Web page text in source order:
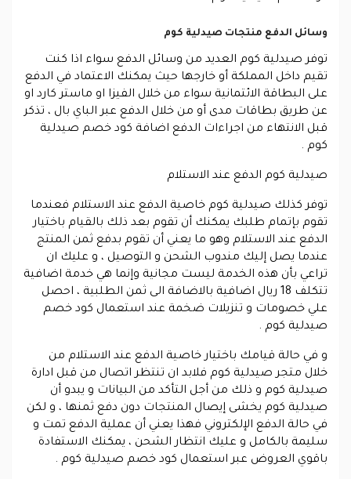
وسائل الدفع منتجات صيدلية كوم
توفر صيدلية كوم العديد من وسائل الدفع سواء اذا كنت
تقيم داخل المملكة أو خارجها حيث يمكنك الاعتماد في الدفع
على البطاقة الائتمانية سواء من خلال الفيزا او ماستر كارد او
عن طريق بطاقات مدى أو من خلال الدفع عبر الباي بال ، تذكر
قبل الانتهاء من اجراءات الدفع اضافة كود خصم صيدلية
كوم .
صيدلية كوم الدفع عند الاستلام
توفر كذلك صيدلية كوم خاصية الدفع عند الاستلام فعندما
تقوم بإتمام طلبك يمكنك أن تقوم بعد ذلك بالقيام باختيار
الدفع عند الاستلام وهو ما يعني أن تقوم بدفع ثمن المنتج
عندما يصل إليك مندوب الشحن و التوصيل ، و عليك ان
تراعي بأن هذه الخدمة ليست مجانية وإنما هي خدمة اضافية
تتكلف 18 ريال اضافية بالاضافة الى ثمن الطلبية ، احصل
علي خصومات و تنزيلات ضخمة عند استعمال كود خصم
صيدلية كوم .
و في حالة قيامك باختيار خاصية الدفع عند الاستلام من
خلال متجر صيدلية كوم فلابد ان تنتظر اتصال من قبل ادارة
صيدلية كوم و ذلك من أجل التأكد من البيانات و يبدو أن
صيدلية كوم يخشى إيصال المنتجات دون دفع ثمنها ، و لكن
في حالة الدفع الإلكتروني فهذا يعني أن عملية الدفع تمت و
سليمة بالكامل و عليك انتظار الشحن ، يمكنك الاستفادة
باقوي العروض عبر استعمال كود خصم صيدلية كوم .